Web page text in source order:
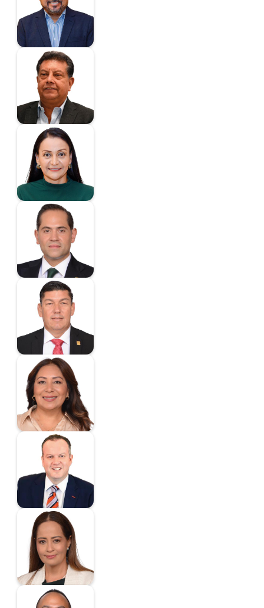
Diputado
Bautista Villegas
Oscar
Diputado
Benavides Cobos
Gabriela
Diputada
Bolaños-Cacho Cué
Raúl
Diputado
Braña Mojica José
Diputado
Cabrera Lagunas Ma.
del Carmen
Diputada
Canturosas Villarreal
Carlos Enrique
Diputado
Carbajal Méndez
Liliana
Diputada
Carrillo Soberanis